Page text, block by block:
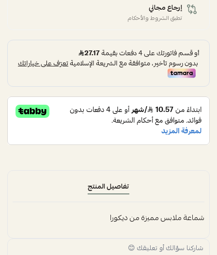
إرجاع مجاني
تطبق الشروط والأحكام
تفاصيل المنتج
شماعة ملابس مميزة من ديكورا